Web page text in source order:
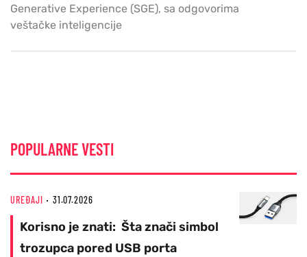
Generative Experience (SGE), sa odgovorima
veštačke inteligencije
POPULARNE VESTI
UREĐAJI 31.07.2026
Korisno je znati: Šta znači simbol
trozupca pored USB porta